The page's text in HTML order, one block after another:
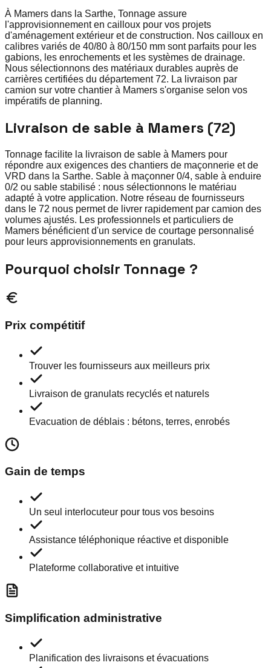
À Mamers dans la Sarthe, Tonnage assure
l'approvisionnement en cailloux pour vos projets
d'aménagement extérieur et de construction. Nos cailloux en
calibres variés de 40/80 à 80/150 mm sont parfaits pour les
gabions, les enrochements et les systèmes de drainage.
Nous sélectionnons des matériaux durables auprès de
carrières certifiées du département 72. La livraison par
camion sur votre chantier à Mamers s'organise selon vos
impératifs de planning.
Livraison de sable à Mamers (72)
Tonnage facilite la livraison de sable à Mamers pour
répondre aux exigences des chantiers de maçonnerie et de
VRD dans la Sarthe. Sable à maçonner 0/4, sable à enduire
0/2 ou sable stabilisé : nous sélectionnons le matériau
adapté à votre application. Notre réseau de fournisseurs
dans le 72 nous permet de livrer rapidement par camion des
volumes ajustés. Les professionnels et particuliers de
Mamers bénéficient d'un service de courtage personnalisé
pour leurs approvisionnements en granulats.
Pourquoi choisir Tonnage ?
Prix compétitif
Trouver les fournisseurs aux meilleurs prix
Livraison de granulats recyclés et naturels
Evacuation de déblais : bétons, terres, enrobés
Gain de temps
Un seul interlocuteur pour tous vos besoins
Assistance téléphonique réactive et disponible
Plateforme collaborative et intuitive
Simplification administrative
Planification des livraisons et évacuations